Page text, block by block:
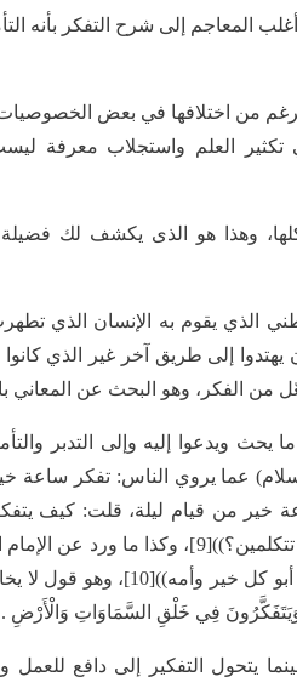
المعاجم إلى شرح التفكر بأنه
من اختلافها في بعض
تكثير العلم واستجلاب معرفة
وهذا هو الذى يكشف لك فضيلة
الذي يقوم به الإنسان الذي
يهتدوا إلى طريق آخر غير الذي
من الفكر، وهو البحث عن المعاني
ويدعوا إليه وإلى التدبر
عما يروي الناس: تفكر ساعة
من قيام ليلة، قلت: كيف
فيتفكر ويقول: أين ساكنوك، أين بانوك، ما لك لا
((أوصيكم بتقوى الله وإدامة التفكر،
فِي خَلْقِ السَّمَاوَاتِ وَالْأَرْضِ
يتحول التفكير إلى دافع للعمل